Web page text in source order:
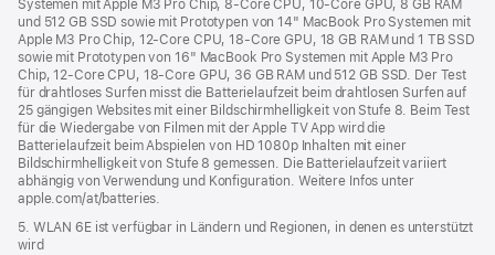
Systemen mit Apple M3 Pro Chip, 8‑Core CPU, 10‑Core GPU, 8 GB RAM
und 512 GB SSD sowie mit Prototypen von 14" MacBook Pro Systemen mit
Apple M3 Pro Chip, 12‑Core CPU, 18‑Core GPU, 18 GB RAM und 1 TB SSD
sowie mit Prototypen von 16" MacBook Pro Systemen mit Apple M3 Pro
Chip, 12‑Core CPU, 18‑Core GPU, 36 GB RAM und 512 GB SSD. Der Test
für drahtloses Surfen misst die Batterielaufzeit beim drahtlosen Surfen auf
25 gängigen Websites mit einer Bildschirmhelligkeit von Stufe 8. Beim Test
für die Wiedergabe von Filmen mit der Apple TV App wird die
Batterielaufzeit beim Abspielen von HD 1080p Inhalten mit einer
Bildschirmhelligkeit von Stufe 8 gemessen. Die Batterielaufzeit variiert
abhängig von Verwendung und Konfiguration. Weitere Infos unter
apple.com/at/batteries.
5. WLAN 6E ist verfügbar in Ländern und Regionen, in denen es unterstützt
wird